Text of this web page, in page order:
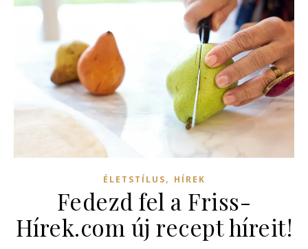
ÉLETSTÍLUS, HÍREK
Fedezd fel a Friss-
Hírek.com új recept híreit!